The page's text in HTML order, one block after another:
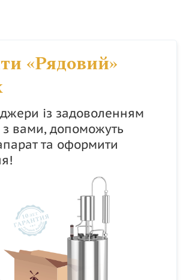
«Рядовий»
із задоволенням
з вами, допоможуть
та оформити